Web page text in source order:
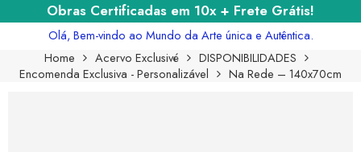
Obras Certificadas em 10x + Frete Grátis!
Olá, Bem-vindo ao Mundo da Arte única e Autêntica.
Home
Acervo Exclusivé
DISPONIBILIDADES
Encomenda Exclusiva - Personalizável
Na Rede – 140x70cm